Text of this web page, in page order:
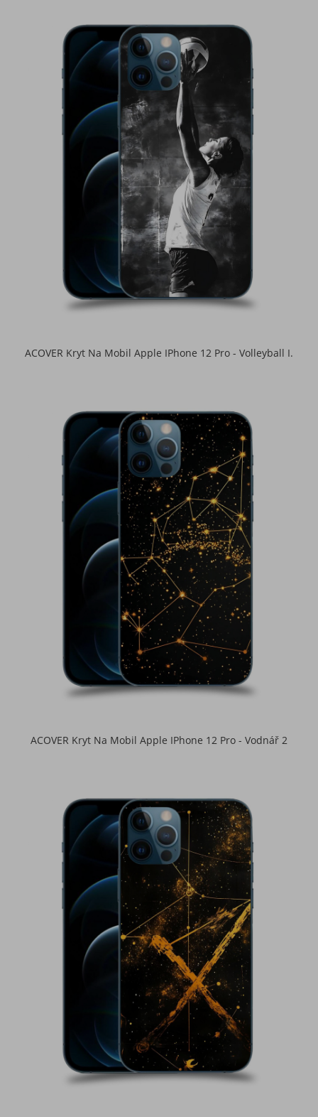
ACOVER Kryt Na Mobil Apple IPhone 12 Pro - Volleyball I.
ACOVER Kryt Na Mobil Apple IPhone 12 Pro - Vodnář 2